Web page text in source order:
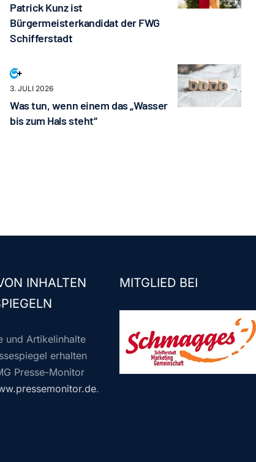
Patrick Kunz ist
Bürgermeisterkandidat der FWG
Schifferstadt
3. JULI 2026
Was tun, wenn einem das „Wasser
bis zum Hals steht“
INHALTEN
und Artikelinhalte
erhalten
Presse-Monitor
.
MITGLIED BEI